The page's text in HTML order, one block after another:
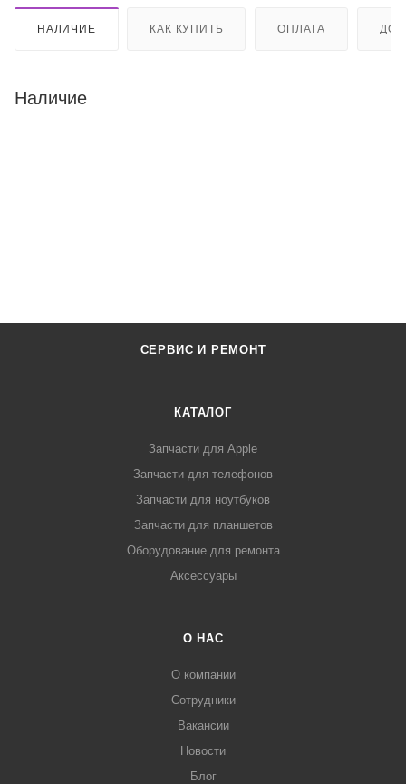
НАЛИЧИЕ КАК КУПИТЬ ОПЛАТА
Наличие
СЕРВИС И РЕМОНТ
КАТАЛОГ
Запчасти для Apple
Запчасти для телефонов
Запчасти для ноутбуков
Запчасти для планшетов
Оборудование для ремонта
Аксессуары
О НАС
О компании
Сотрудники
Вакансии
Новости
Блог